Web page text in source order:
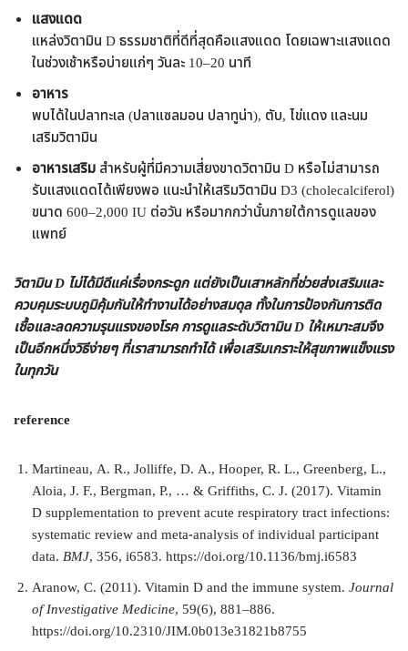
แสงแดด
แหล่งวิตามิน D ธรรมชาติที่ดีที่สุดคือแสงแดด โดยเฉพาะแสงแดด
ในช่วงเช้าหรือบ่ายแก่ๆ วันละ 10–20 นาที
อาหาร
พบได้ในปลาทะเล (ปลาแซลมอน ปลาทูน่า), ตับ, ไข่แดง และนม
เสริมวิตามิน
อาหารเสริม สำหรับผู้ที่มีความเสี่ยงขาดวิตามิน D หรือไม่สามารถ
รับแสงแดดได้เพียงพอ แนะนำให้เสริมวิตามิน D3 (cholecalciferol)
ขนาด 600–2,000 IU ต่อวัน หรือมากกว่านั้นภายใต้การดูแลของ
แพทย์
วิตามิน D ไม่ได้มีดีแค่เรื่องกระดูก แต่ยังเป็นเสาหลักที่ช่วยส่งเสริมและ
ควบคุมระบบภูมิคุ้มกันให้ทำงานได้อย่างสมดุล ทั้งในการป้องกันการติด
เชื้อและลดความรุนแรงของโรค การดูแลระดับวิตามิน D ให้เหมาะสมจึง
เป็นอีกหนึ่งวิธีง่ายๆ ที่เราสามารถทำได้ เพื่อเสริมเกราะให้สุขภาพแข็งแรง
ในทุกวัน
reference
Martineau, A. R., Jolliffe, D. A., Hooper, R. L., Greenberg, L.,
Aloia, J. F., Bergman, P., … & Griffiths, C. J. (2017). Vitamin
D supplementation to prevent acute respiratory tract infections:
systematic review and meta-analysis of individual participant
data. BMJ, 356, i6583. https://doi.org/10.1136/bmj.i6583
Aranow, C. (2011). Vitamin D and the immune system. Journal
of Investigative Medicine, 59(6), 881–886.
https://doi.org/10.2310/JIM.0b013e31821b8755